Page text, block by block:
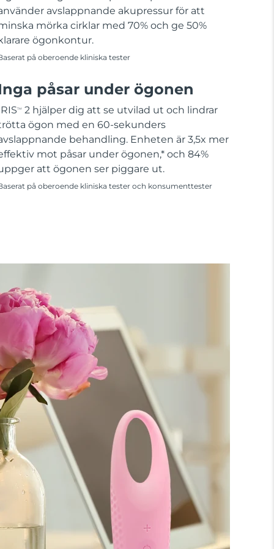
avslappnande akupressur för att
mörka cirklar med 70% och ge 50%
ögonkontur.
på oberoende kliniska tester
påsar under ögonen
TM
2 hjälper dig att se utvilad ut och lindrar
ögon med en 60-sekunders
behandling. Enheten är 3,5x mer
mot påsar under ögonen,* och 84%
att ögonen ser piggare ut.
på oberoende kliniska tester och konsumenttester